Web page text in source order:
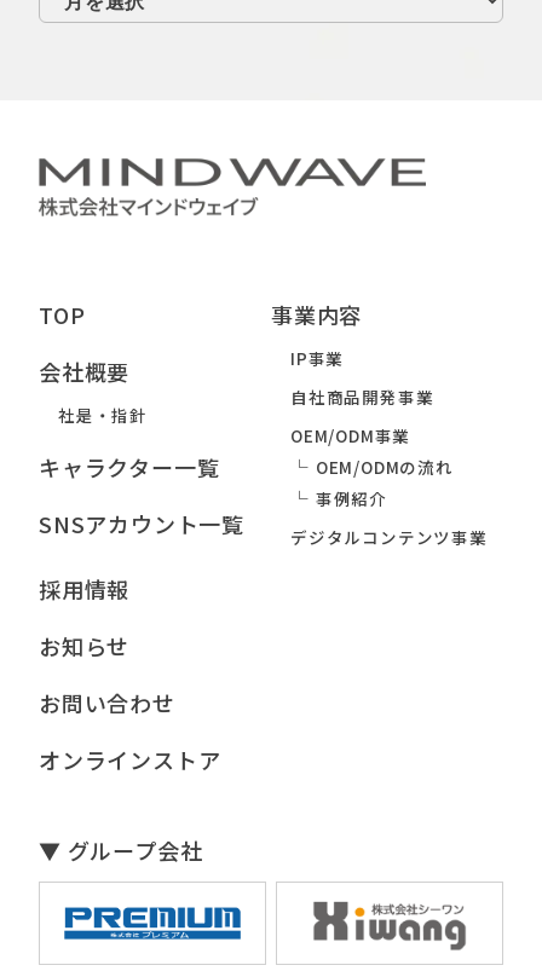
TOP
会社概要
社是・指針
キャラクター一覧
SNSアカウント一覧
事業内容
IP事業
自社商品開発事業
OEM/ODM事業
OEM/ODMの流れ
事例紹介
デジタルコンテンツ事業
採用情報
お知らせ
お問い合わせ
オンラインストア
▼ グループ会社